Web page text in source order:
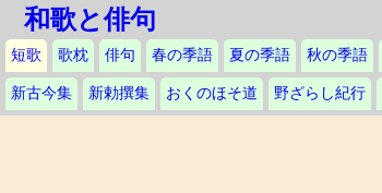
和歌と俳句
短歌 歌枕 俳句 春の季語 夏の季語 秋の季語
新古今集 新勅撰集 おくのほそ道 野ざらし紀行